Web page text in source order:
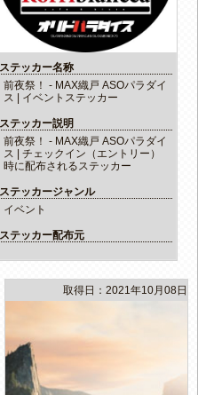
ステッカー名称
前夜祭！ - MAX織戸 ASOパラダイ
ス | イベントステッカー
ステッカー説明
前夜祭！ - MAX織戸 ASOパラダイ
ス | チェックイン（エントリー）
時に配布されるステッカー
ステッカージャンル
イベント
ステッカー配布元
取得日：2021年10月08日